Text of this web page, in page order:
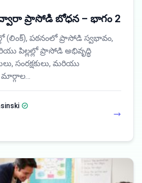
ప్రాసోడి బోధన – భాగం 2
(లింక్), పఠనంలో ప్రాసోడి స్వభావం,
పిల్లల్లో ప్రాసోడి అభివృద్ధి
సంరక్షకులు, మరియు